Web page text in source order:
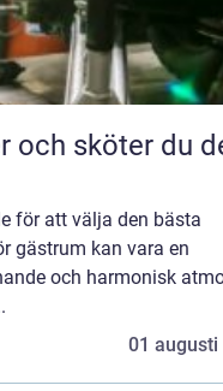
för att välja den bästa
gästrum kan vara en
och harmonisk
01 augusti